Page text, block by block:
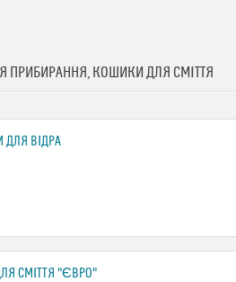
ПРИБИРАННЯ, КОШИКИ ДЛЯ СМІТТЯ
ДЛЯ ВІДРА
СМІТТЯ "ЄВРО"